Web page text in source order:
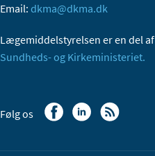
Email: dkma@dkma.dk
Lægemiddelstyrelsen er en del af
Sundheds- og Kirkeministeriet.
Følg os